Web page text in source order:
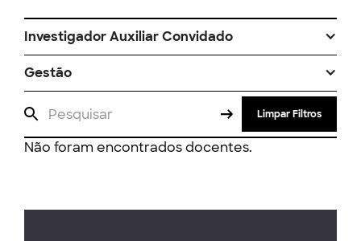
Investigador Auxiliar Convidado
Gestão
Limpar Filtros
Não foram encontrados docentes.